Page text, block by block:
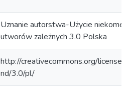
Uznanie autorstwa-Użycie
utworów zależnych 3.0 Polska
http://creativecommons.org/
nd/3.0/pl/